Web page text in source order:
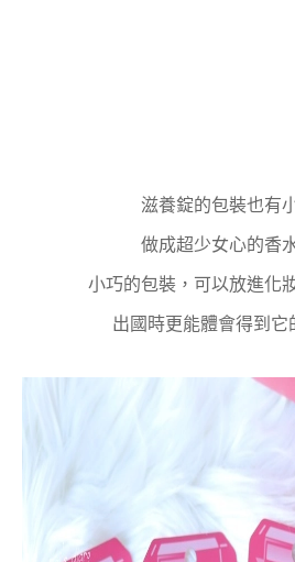
滋養錠的包裝也有
做成超少女心的香
小巧的包裝，可以放進化
出國時更能體會得到